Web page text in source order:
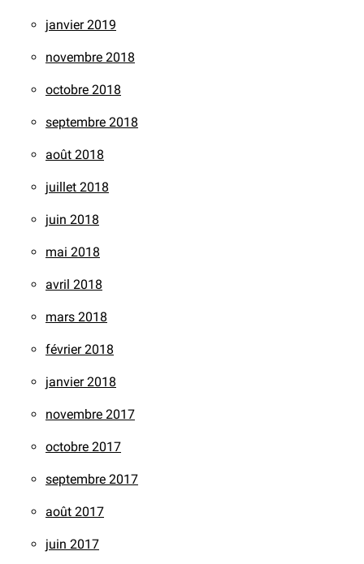
janvier 2019
novembre 2018
octobre 2018
septembre 2018
août 2018
juillet 2018
juin 2018
mai 2018
avril 2018
mars 2018
février 2018
janvier 2018
novembre 2017
octobre 2017
septembre 2017
août 2017
juin 2017